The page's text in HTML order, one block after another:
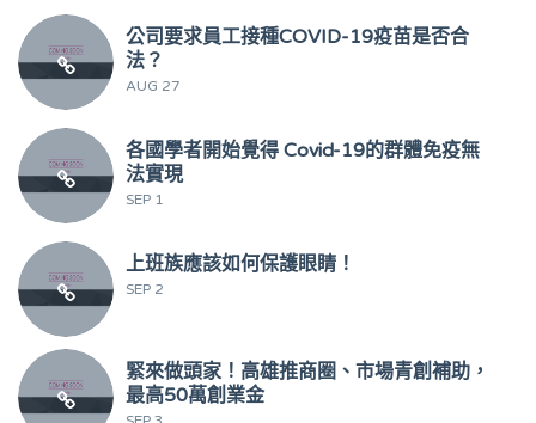
公司要求員工接種COVID-19疫苗是否合
法？
AUG 27
各國學者開始覺得 Covid-19的群體免疫無
法實現
SEP 1
上班族應該如何保護眼睛！
SEP 2
緊來做頭家！高雄推商圈、市場青創補助，
最高50萬創業金